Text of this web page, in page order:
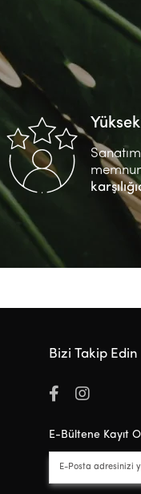
Bizi Takip Edin
E-Bültene Kayıt Ol